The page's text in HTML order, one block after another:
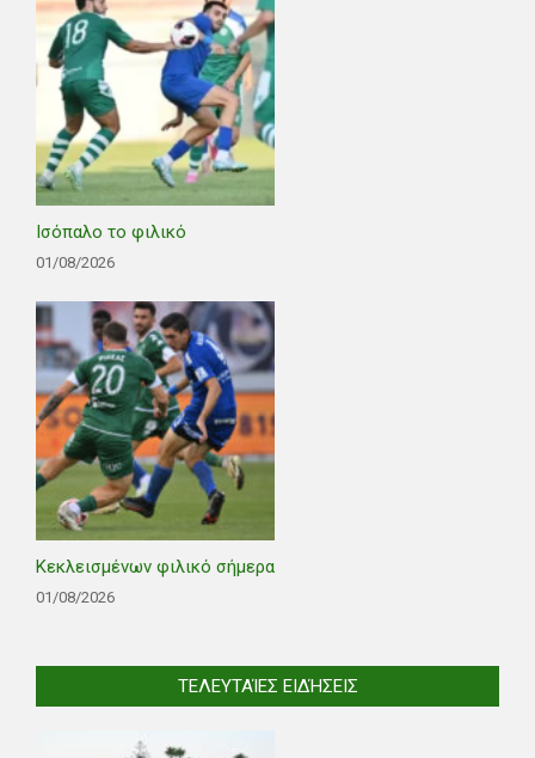
Ισόπαλο το φιλικό
01/08/2026
Κεκλεισμένων φιλικό σήμερα
01/08/2026
ΤΕΛΕΥΤΑΊΕΣ ΕΙΔΉΣΕΙΣ